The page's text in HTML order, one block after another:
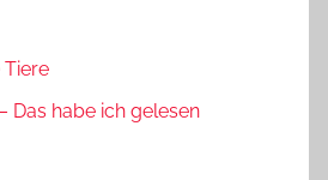
Das habe ich gelesen